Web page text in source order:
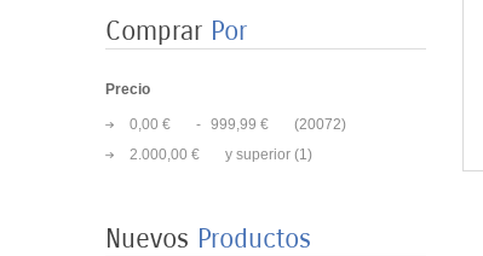
Comprar Por
Precio
0,00 € - 999,99 €
(20072)
2.000,00 €
y superior (1)
Nuevos Productos
8 PLATOS MARIPOSAS